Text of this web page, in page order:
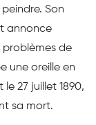
Son
annonce
problèmes de
une oreille en
27 juillet 1890,
sa mort.